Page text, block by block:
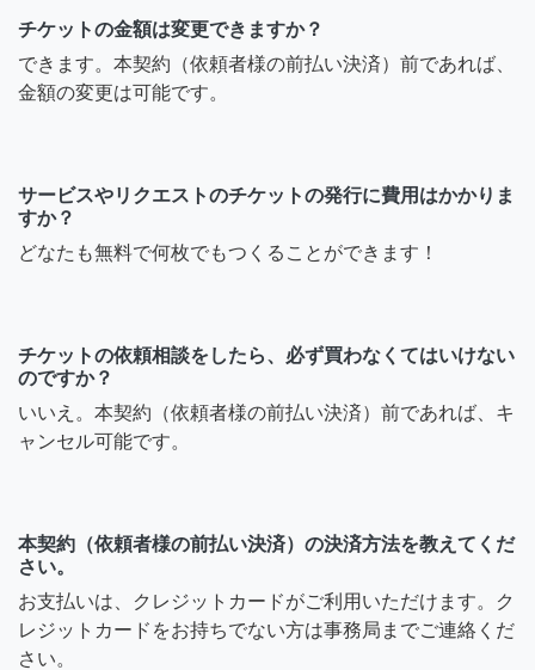
チケットの金額は変更できますか？
できます。本契約（依頼者様の前払い決済）前であれば、
金額の変更は可能です。
サービスやリクエストのチケットの発行に費用はかかりま
すか？
どなたも無料で何枚でもつくることができます！
チケットの依頼相談をしたら、必ず買わなくてはいけない
のですか？
いいえ。本契約（依頼者様の前払い決済）前であれば、キ
ャンセル可能です。
本契約（依頼者様の前払い決済）の決済方法を教えてくだ
さい。
お支払いは、クレジットカードがご利用いただけます。ク
レジットカードをお持ちでない方は事務局までご連絡くだ
さい。